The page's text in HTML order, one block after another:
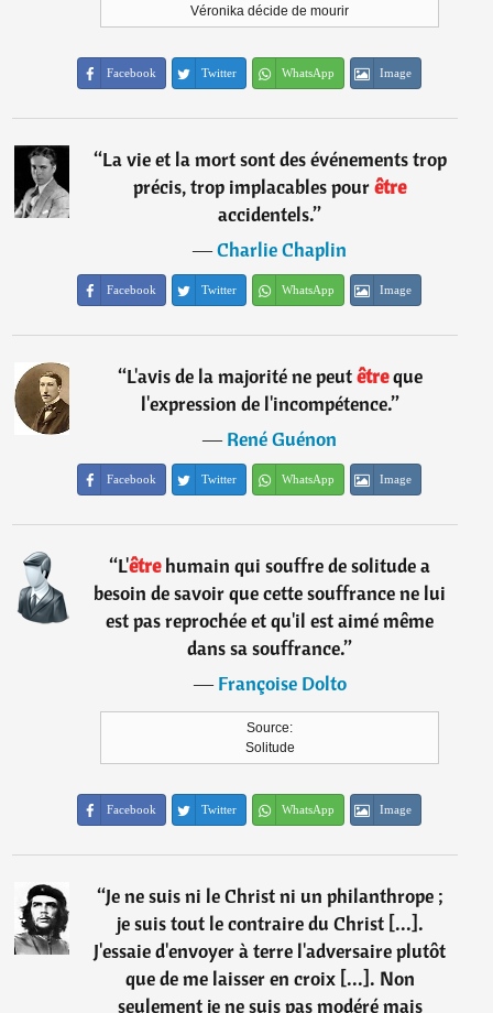
Véronika décide de mourir
Facebook Twitter WhatsApp Image
“La vie et la mort sont des événements trop
précis, trop implacables pourêtre
accidentels.”
―Charlie Chaplin
Facebook Twitter WhatsApp Image
“L'avis de la majorité ne peutêtreque
l'expression de l'incompétence.”
―René Guénon
Facebook Twitter WhatsApp Image
“L'êtrehumain qui souffre de solitude a
besoin de savoir que cette souffrance ne lui
est pas reprochée et qu'il est aimé même
dans sa souffrance.”
―Françoise Dolto
Source:
Solitude
Facebook Twitter WhatsApp Image
“Je ne suis ni le Christ ni un philanthrope ;
je suis tout le contraire du Christ [...].
J'essaie d'envoyer à terre l'adversaire plutôt
que de me laisser en croix [...]. Non
seulement je ne suis pas modéré mais